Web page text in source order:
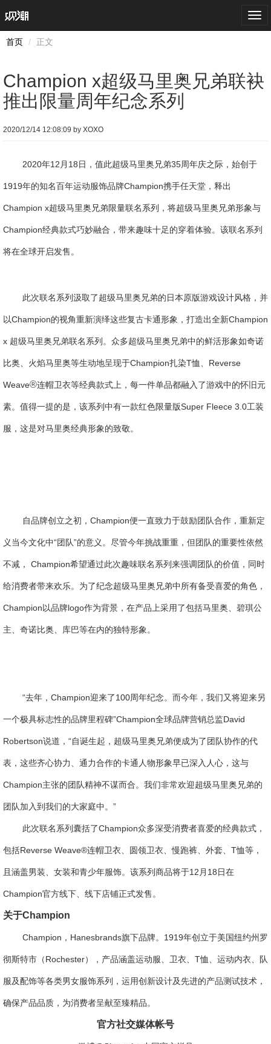
首页
正文
Champion x超级马里奥兄弟联袂
推出限量周年纪念系列
2020/12/14 12:08:09 by XOXO
2020年12月18日，值此超级马里奥兄弟35周年庆之际，始创于
1919年的知名百年运动服饰品牌Champion携手任天堂，释出
Champion x超级马里奥兄弟限量联名系列，将超级马里奥兄弟形象与
Champion经典款式巧妙融合，带来趣味十足的穿着体验。该联名系列
将在全球开启发售。
此次联名系列汲取了超级马里奥兄弟的日本原版游戏设计风格，并
以Champion的视角重新演绎这些复古卡通形象，打造出全新Champion
x 超级马里奥兄弟联名系列。众多超级马里奥兄弟中的鲜活形象如奇诺
比奥、火焰马里奥等生动地呈现于Champion扎染T恤、Reverse
Weave®连帽卫衣等经典款式上，每一件单品都融入了游戏中的怀旧元
素。值得一提的是，该系列中有一款红色限量版Super Fleece 3.0工装
服，这是对马里奥经典形象的致敬。
自品牌创立之初，Champion便一直致力于鼓励团队合作，重新定
义当今文化中“团队”的意义。尽管今年挑战重重，但团队的重要性依然
不减， Champion希望通过此次趣味联名系列来强调团队的价值，同时
给消费者带来欢乐。为了纪念超级马里奥兄弟中所有备受喜爱的角色，
Champion以品牌logo作为背景，在产品上采用了包括马里奥、碧琪公
主、奇诺比奥、库巴等在内的独特形象。
“去年，Champion迎来了100周年纪念。而今年，我们又将迎来另
一个极具标志性的品牌里程碑”Champion全球品牌营销总监David
Robertson说道，“自诞生起，超级马里奥兄弟便成为了团队协作的代
表，这些齐心协力、通力合作的卡通人物形象早已深入人心，这与
Champion主张的团队精神不谋而合。我们非常欢迎超级马里奥兄弟的
团队加入到我们的大家庭中。”
此次联名系列囊括了Champion众多深受消费者喜爱的经典款式，
包括Reverse Weave®连帽卫衣、圆领卫衣、慢跑裤、外套、T恤等，
且涵盖男装、女装和青少年服饰。该系列商品将于12月18日在
Champion官方线下、线下店铺正式发售。
关于Champion
Champion，Hanesbrands旗下品牌。1919年创立于美国纽约州罗
彻斯特市（Rochester），产品涵盖运动服、卫衣、T恤、运动内衣、队
服及配饰等各类男女服饰系列，运用创新设计及先进的产品测试技术，
确保产品品质，为消费者呈献至臻精品。
官方社交媒体帐号